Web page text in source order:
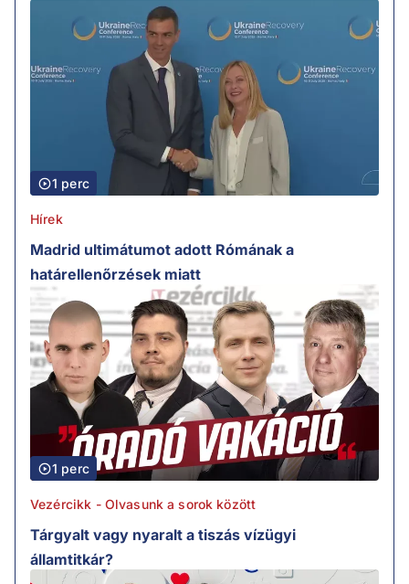
1 perc
Hírek
Madrid ultimátumot adott Rómának a
határellenőrzések miatt
1 perc
Vezércikk - Olvasunk a sorok között
Tárgyalt vagy nyaralt a tiszás vízügyi
államtitkár?